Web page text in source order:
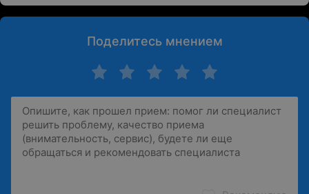
Поделитесь мнением